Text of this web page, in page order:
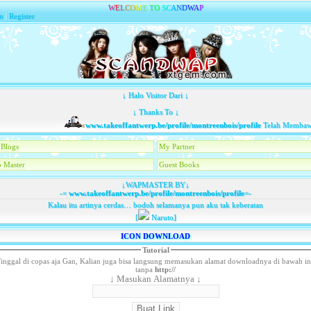
WELCOME TO SCANDWAP
|Register
↓ Halo Visitor Dari ↓
↓ Thanks To ↓
www.takeoffantwerp.be/profile/montreenbois/profileTelah Membawa
My Partner
Master Guest Books
↓WAPMASTER BY↓
-=www.takeoffantwerp.be/profile/montreenbois/profile=-
Kalau itu artinya cerdas… bodoh selamanya pun aku tak keberatan
[
Naruto]
ICON DOWNLOAD
Tutorial
di copas aja Gan, Kalian juga bisa langsung memasukan alamat downloadnya di bawah
tanpa http://
↓ Masukan Alamatnya ↓